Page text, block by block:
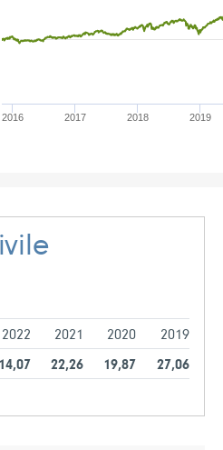
2016 2017 2018 2019
2022 2021 2020 2019
22,26 19,87 27,06